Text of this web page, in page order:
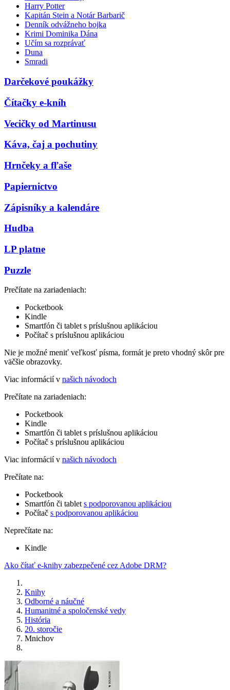
Harry Potter
Kapitán Stein a Notár Barbarič
Denník odvážneho bojka
Krimi Dominika Dána
Učím sa rozprávať
Duna
Smradi
Darčekové poukážky
Čítačky e-kníh
Vecičky od Martinusu
Káva, čaj a pochutiny
Hrnčeky a fľaše
Papiernictvo
Zápisníky a kalendáre
Hudba
LP platne
Puzzle
Prečítate na zariadeniach:
Pocketbook
Kindle
Smartfón či tablet s príslušnou aplikáciou
Počítač s príslušnou aplikáciou
Nie je možné meniť veľkosť písma, formát je preto vhodný skôr pre
väčšie obrazovky.
Viac informácií v našich návodoch
Prečítate na zariadeniach:
Pocketbook
Kindle
Smartfón či tablet s príslušnou aplikáciou
Počítač s príslušnou aplikáciou
Viac informácií v našich návodoch
Prečítate na:
Pocketbook
Smartfón či tablet s podporovanou aplikáciou
Počítač s podporovanou aplikáciou
Neprečítate na:
Kindle
Ako čítať e-knihy zabezpečené cez Adobe DRM?
Knihy
Odborné a náučné
Humanitné a spoločenské vedy
História
20. storočie
Mnichov